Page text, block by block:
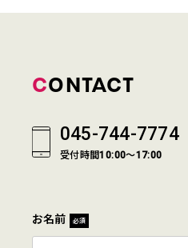
CONTACT
045-744-7774
受付時間10:00～17:00
お名前 必須